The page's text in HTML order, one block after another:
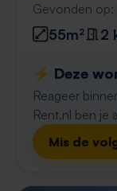
Gevonden op:
55m² 2
⚡️ Deze
Reageer
Rent.nl ben je
Mis de